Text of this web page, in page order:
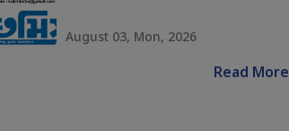
August 03, Mon, 2026
Read More